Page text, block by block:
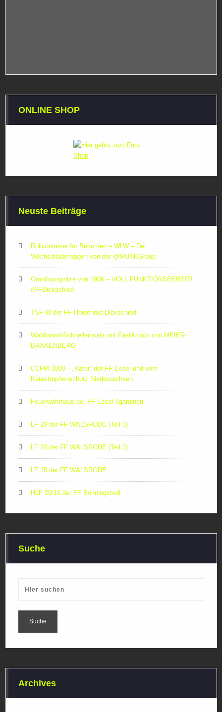
ONLINE SHOP
Neuste Beiträge
Rollcontainer für Behörden – WLW – Der
Wechselladerwagen von der ‪@MUNKGroup‬
Omnibusspritze von 1906 – VOLL FUNKTIONSBEREIT!
#FFDickschied
TSF-W der FF Heidenrod-Dickschied
Waldbrand-Schnelleinsatz mit FastAttack von MEIER-
BRAKENBERG
CCFM 3000 – „Kater“ der FF Essel und vom
Katastrophenschutz Niedersachsen
Feuerwehrhaus der FF Essel #ganzneu
LF 20 der FF WALSRODE (Teil 3)
LF 20 der FF WALSRODE (Teil 2)
LF 20 der FF WALSRODE
HLF 20/16 der FF Bönningstedt
Suche
Archives